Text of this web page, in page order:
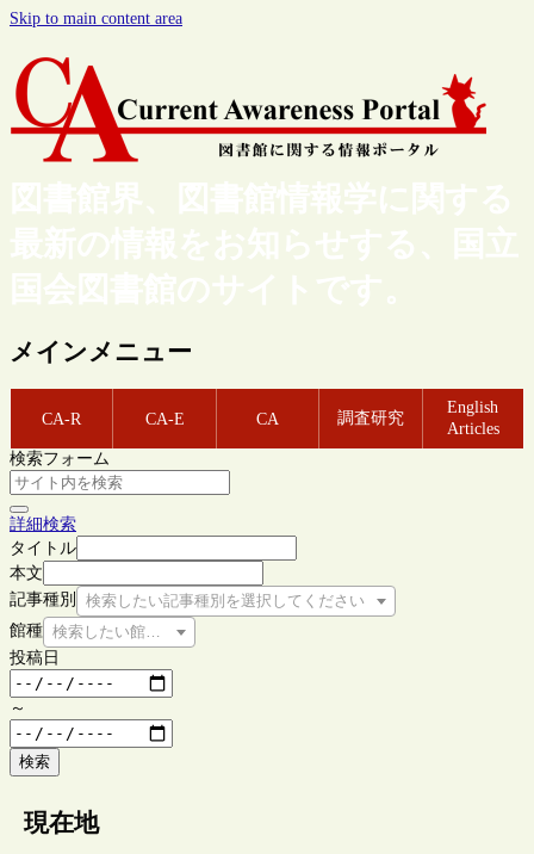
Skip to main content area
図書館界、図書館情報学に関する
最新の情報をお知らせする、国立
国会図書館のサイトです。
メインメニュー
CA-R CA-E CA 調査研究
English
Articles
検索フォーム
詳細検索
タイトル
本文
記事種別
検索したい記事種別を選択してください
館種 検索したい館種を選択してください
投稿日
～
検索
現在地